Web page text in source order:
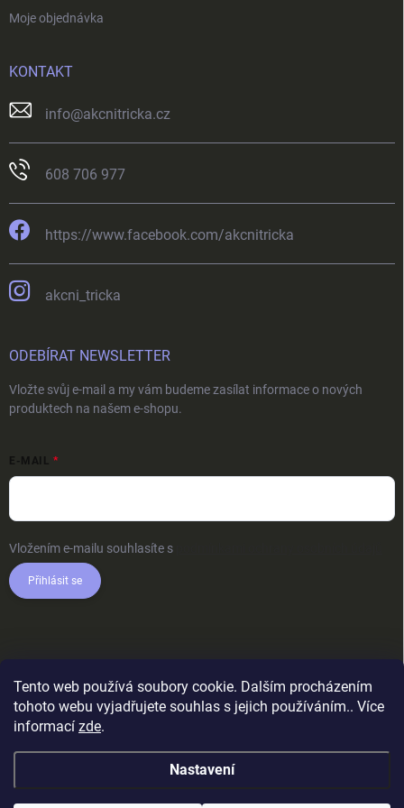
Tento web používá soubory cookie. Dalším procházením
tohoto webu vyjadřujete souhlas s jejich používáním.. Více
informací zde.
Nastavení
Moje objednávka
KONTAKT
info@akcnitricka.cz
608 706 977
https://www.facebook.com/akcnitricka
akcni_tricka
ODEBÍRAT NEWSLETTER
Vložte svůj e-mail a my vám budeme zasílat informace o nových
produktech na našem e-shopu.
E-MAIL
Vložením e-mailu souhlasíte s
Přihlásit se